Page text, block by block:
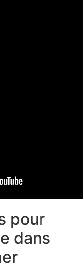
pour
dans